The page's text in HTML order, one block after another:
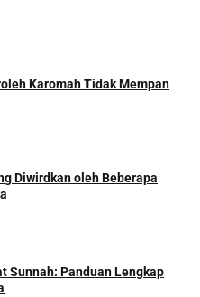
Karomah Tidak Mempan
Diwirdkan oleh Beberapa
Sunnah: Panduan Lengkap